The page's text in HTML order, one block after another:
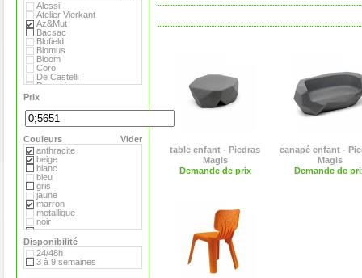
Alessi
Atelier Vierkant
Az&Mut
Bacsac
Blofield
Blomus
Bloom
Coro
De Castelli
Domani
Emu
Eternit
Eva Solo
Extremis
Fermob
Flora
Gandia Blasco
Hay
Magis
Marimekko
Menu
Pop Corn
Rizz
Royal VKB
Serralunga
Stelton
Teracrea
Tradewinds
Tribu
Virages
Viteo
Prix
Vider
Couleurs
anthracite
beige
blanc
bleu
gris
jaune
marron
metallique
noir
orange
rose
rouge
transparent
vert
Disponibilité
24/48h
3 à 9 semaines
table enfant - Piedras
Magis
Demande de prix
canapé enfant -
Magis
Demande de